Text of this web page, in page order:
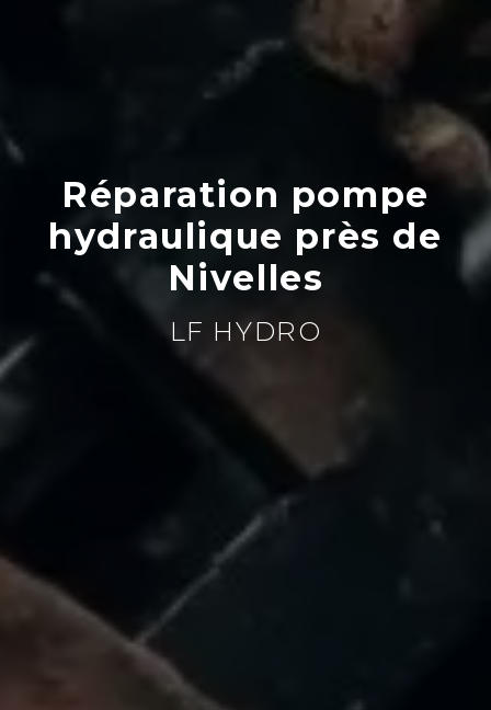
Réparation pompe
hydraulique près de
Nivelles
LF HYDRO